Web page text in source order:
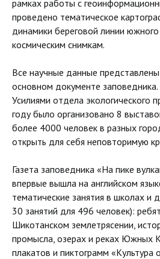
рамках работы с
проведено тематическое
динамики береговой линии
космическим снимкам.
Все научные данные
основном документе заповедника.
Усилиями отдела экологического
году было организовано 8
более 4000 человек в разных
открыть для себя неповторимую
Газета заповедника «На пике
впервые вышла на английском
тематические занятия в школах и
30 занятий для 496 человек):
Шикотанском землетрясении,
промысла, озерах и реках Южных
плакатов и пиктограмм «Культура